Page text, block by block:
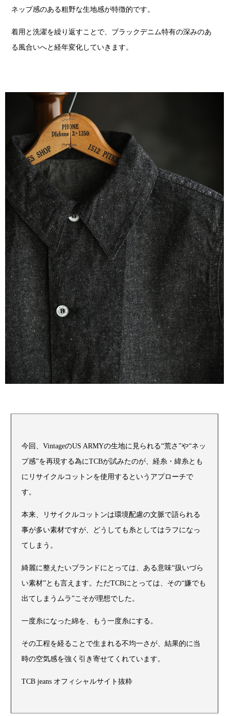
ネップ感のある粗野な生地感が特徴的です。
着用と洗濯を繰り返すことで、ブラックデニム特有の深みのあ
る風合いへと経年変化していきます。
今回、VintageのUS ARMYの生地に見られる“荒さ”や“ネッ
プ感”を再現する為にTCBが試みたのが、経糸・緯糸とも
にリサイクルコットンを使用するというアプローチで
す。
本来、リサイクルコットンは環境配慮の文脈で語られる
事が多い素材ですが、どうしても糸としてはラフになっ
てしまう。
綺麗に整えたいブランドにとっては、ある意味“扱いづら
い素材”とも言えます。ただTCBにとっては、その“嫌でも
出てしまうムラ”こそが理想でした。
一度糸になった綿を、もう一度糸にする。
その工程を経ることで生まれる不均一さが、結果的に当
時の空気感を強く引き寄せてくれています。
TCB jeans オフィシャルサイト抜粋